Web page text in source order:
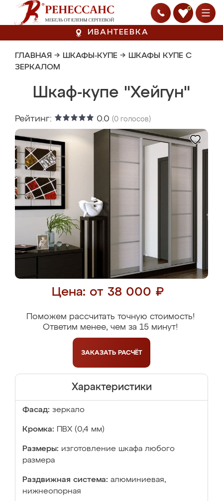
0
ИВАНТЕЕВКА
ГЛАВНАЯ → ШКАФЫ-КУПЕ → ШКАФЫ КУПЕ С
ЗЕРКАЛОМ
Шкаф-купе "Хейгун"
Рейтинг: 0.0 (0 голосов)
Цена: от 38 000 ₽
Поможем рассчитать точную стоимость!
Ответим менее, чем за 15 минут!
ЗАКАЗАТЬ РАСЧЁТ
Характеристики
Фасад: зеркало
Кромка: ПВХ (0,4 мм)
Размеры: изготовление шкафа любого
размера
Раздвижная система: алюминиевая,
нижнеопорная